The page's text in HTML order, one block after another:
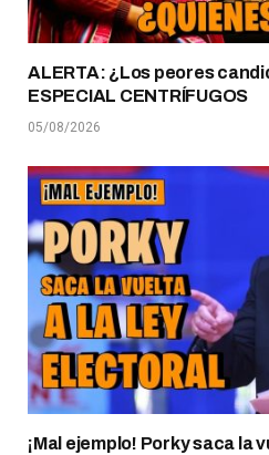
ALERTA: ¿Los peores
ESPECIAL CENTRÍFUGOS
05/08/2026
¡Mal ejemplo! Porky saca la